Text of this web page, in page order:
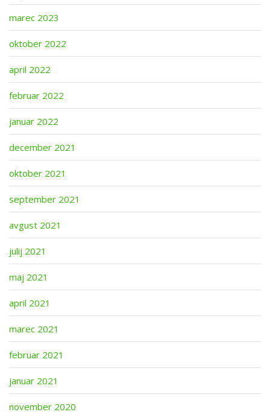
marec 2023
oktober 2022
april 2022
februar 2022
januar 2022
december 2021
oktober 2021
september 2021
avgust 2021
julij 2021
maj 2021
april 2021
marec 2021
februar 2021
januar 2021
november 2020